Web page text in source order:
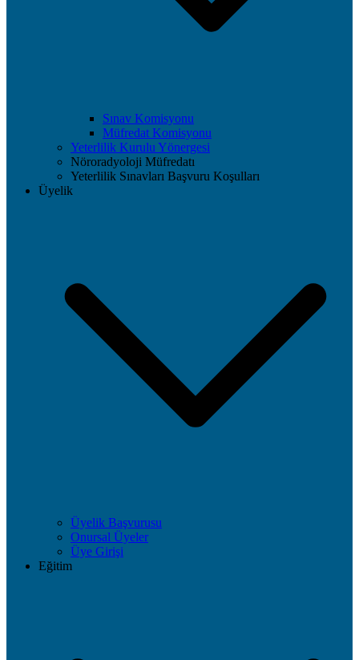
Sınav Komisyonu
Müfredat Komisyonu
Yeterlilik Kurulu Yönergesi
Nöroradyoloji Müfredatı
Yeterlilik Sınavları Başvuru Koşulları
Üyelik
Üyelik Başvurusu
Onursal Üyeler
Üye Girişi
Eğitim